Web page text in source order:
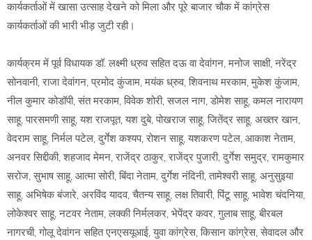
कार्यकर्ताओं में खासा उत्साह देखने को मिला और पूरे बाजार चौक में कांग्रेस
कार्यकर्ताओं की भारी भीड़ जुटी रही।
कार्यक्रम में पूर्व विधायक डॉ. लक्ष्मी ध्रुव सहित दऊ वा देवांगन, मनोज साक्षी, नरेंद्र
सोनवानी, राजा देवांगन, प्रमोद कुंजाम, मयंक ध्रुव, शिवनाथ मरकाम, मुकेश कुंजाम,
नील कुमार कोडॉपी, संत मरकाम, विवेक शोरी, सजल नाग, डोमेश साहू, कमल नारायण
साहू, पारसमणी साहू, यश राजपूत, यश दुबे, पोखराज साहू, जितेंद्र साहू, अख्तर खान,
वेदराम साहू, निर्मल पटेल, दुर्गेश कश्यप, रोशन साहू, यशकरण पटेल, आकाश नेताम,
अनवर सिद्दीकी, शहजाद मेमन, राजेंद्र ठाकुर, राजेंद्र पुजारी, दुर्गेश समुद्र, रामकुमार
सरोज, सुभाष साहू, आत्मा सोरी, बिंदा नेताम, दुर्गेश नंदिनी, तामेश्वरी साहू, अनुसुइया
साहू, अभिषेक बंजारे, अरविंद यादव, चैतन्य साहू, लक्ष तिवारी, पिंटू साहू, भावेश चंदनिया,
लोकेश्वर साहू, नटवर नेताम, लक्की निर्मलकर, भेपेंद्र कवर, गुलाब साहू, बीरबल
नागरची, गोलू देवांगन सहित एनएसयूआई, युवा कांग्रेस, किसान कांग्रेस, सेवादल और